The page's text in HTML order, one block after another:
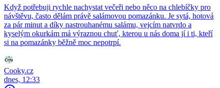
Když potřebuji rychle nachystat večeři nebo něco na chlebíčky pro
návštěvu, často dělám právě salámovou pomazánku. Je sytá, hotová
za pár minut a díky nastrouhanému salámu, vejcím natvrdo a
kyselým okurkám má výraznou chuť, kterou u nás doma jí i ti, kteří
si na pomazánky běžně moc nepotrpí.
Cooky.cz
dnes, 12:33